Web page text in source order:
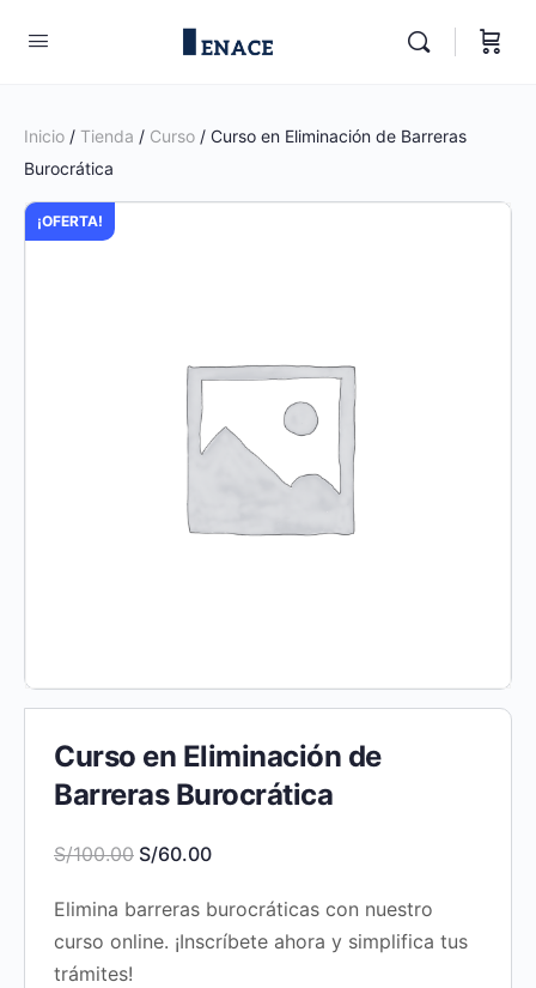
Inicio / Tienda / Curso / Curso en Eliminación de Barreras
Burocrática
¡OFERTA!
Curso en Eliminación de
Barreras Burocrática
S/100.00 El
original
era:
S/60.00El
actual
es:
Elimina barreras burocráticas con nuestro
curso online. ¡Inscríbete ahora y simplifica tus
trámites!